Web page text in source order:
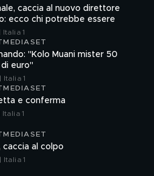
caccia al nuovo direttore
ecco chi potrebbe essere
1
"Kolo Muani mister 50
euro"
Italia 1
e conferma
1
caccia al colpo
Italia 1